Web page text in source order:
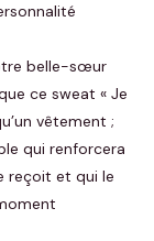
belle-sœur
ce sweat « Je
vêtement ;
qui renforcera
reçoit et qui le